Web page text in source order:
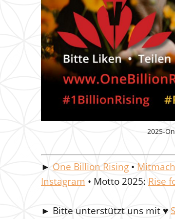
2025-
► One Billion Rising •
Instagram • Motto 2025: Rise
► Bitte unterstützt uns mit ♥